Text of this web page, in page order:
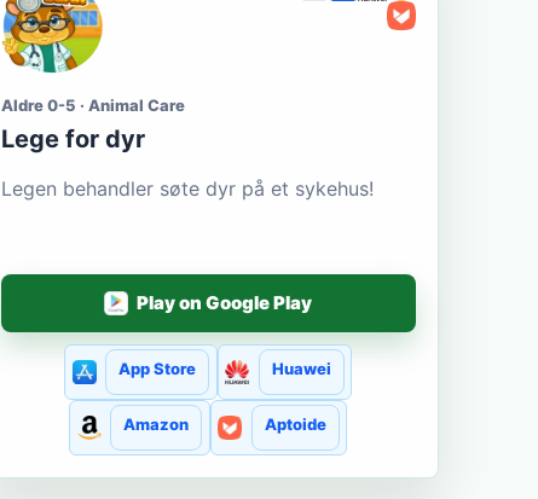
Aldre 0-5 · Animal Care
Lege for dyr
Legen behandler søte dyr på et sykehus!
Play on Google Play
App Store Huawei
Amazon Aptoide